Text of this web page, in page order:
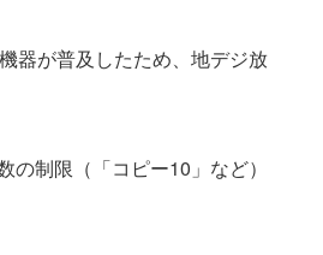
器が普及したため、地デジ放
制限（「コピー10」など）